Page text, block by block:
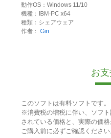
動作OS：Windows 11/10
機種：IBM-PC x64
種類：シェアウェア
作者： Gin
お
このソフトは有料ソフトです。
※消費税の増税に伴い、ソフ
されている価格と、実際の価
ご購入前に必ずご確認ください